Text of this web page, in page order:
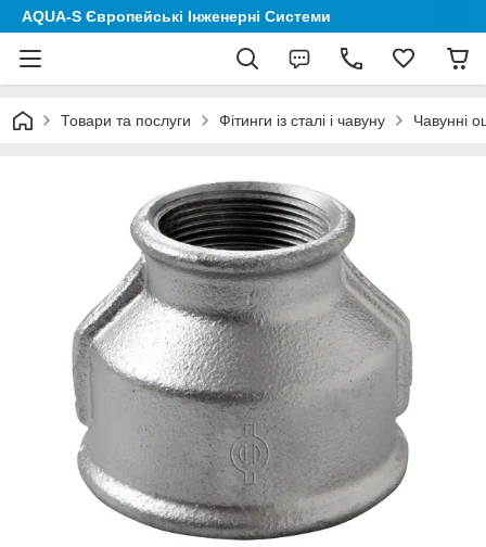
AQUA-S Європейські Інженерні Системи
Товари та послуги Фітинги із сталі і чавуну Чавунні